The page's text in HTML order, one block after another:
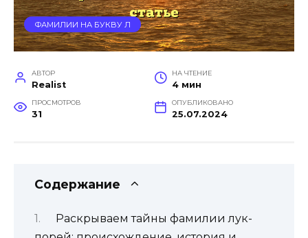
ФАМИЛИИ НА БУКВУ Л
АВТОР
Realist
НА ЧТЕНИЕ
4 мин
ПРОСМОТРОВ
31
ОПУБЛИКОВАНО
25.07.2024
Содержание
Раскрываем тайны фамилии лук-